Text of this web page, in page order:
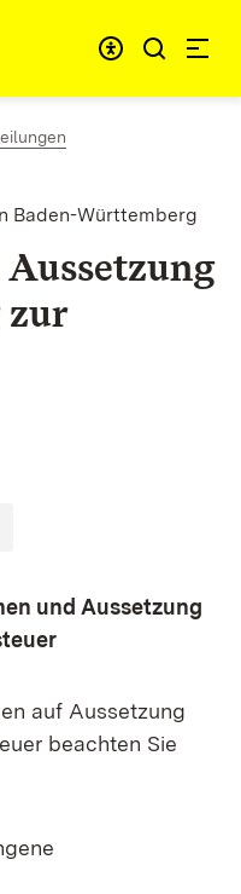
Baden-Württemberg
zur
und Aussetzung
auf Aussetzung
beachten Sie